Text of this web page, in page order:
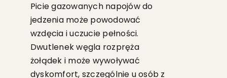
Picie gazowanych napojów do
jedzenia może powodować
wzdęcia i uczucie pełności.
Dwutlenek węgla rozpręża
żołądek i może wywoływać
dyskomfort, szczególnie u osób z